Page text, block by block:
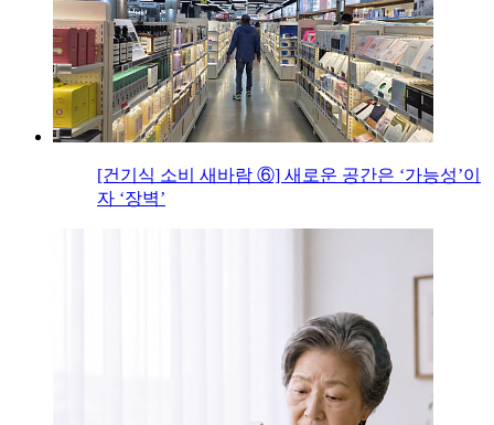
[건기식 소비 새바람 ⑥] 새로운 공간은 ‘가능성’이
자 ‘장벽’